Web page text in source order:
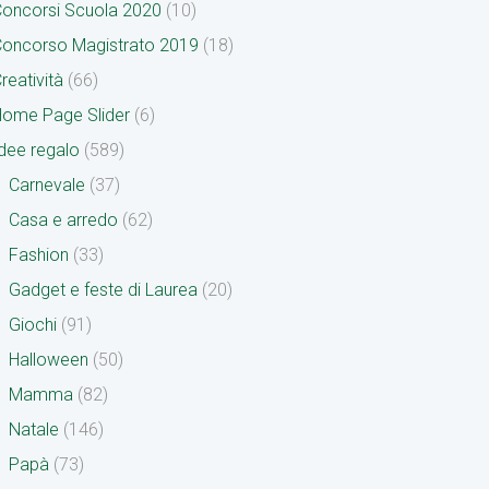
Scuola 2020 (10)
Magistrato 2019 (18)
(66)
Page Slider (6)
regalo (589)
Carnevale (37)
Casa e arredo (62)
Fashion (33)
Gadget e feste di Laurea (20)
Giochi (91)
Halloween (50)
Mamma (82)
Natale (146)
Papà (73)